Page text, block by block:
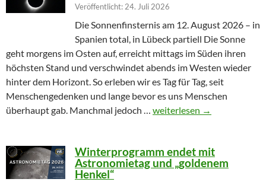
Veröffentlicht: 24. Juli 2026
Die Sonnenfinsternis am 12. August 2026 – in
Spanien total, in Lübeck partiell Die Sonne
geht morgens im Osten auf, erreicht mittags im Süden ihren
höchsten Stand und verschwindet abends im Westen wieder
hinter dem Horizont. So erleben wir es Tag für Tag, seit
Menschengedenken und lange bevor es uns Menschen
überhaupt gab. Manchmal jedoch … Wenn die Sonne ihr Licht
weiterlesen →
Winterprogramm endet mit
Astronomietag und „goldenem
Henkel“